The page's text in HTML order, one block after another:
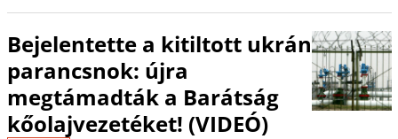
Bejelentette a kitiltott ukrán
parancsnok: újra
megtámadták a Barátság
kőolajvezetéket! (VIDEÓ)